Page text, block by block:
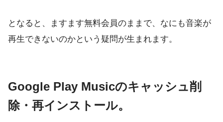
となると、ますます無料会員のままで、なにも音楽が
再生できないのかという疑問が生まれます。
Google Play Musicのキャッシュ削
除・再インストール。